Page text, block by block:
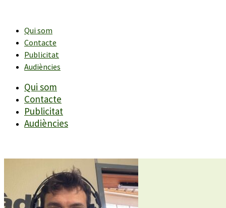
contingutQui som
Contacte
Publicitat
Audiències
Qui som
Contacte
Publicitat
Audiències